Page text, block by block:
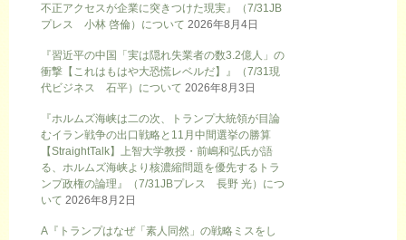
不正アクセスが企業に突きつけた現実』（7/31JB
プレス 小林 啓倫）について 2026年8月4日
『習近平の中国「実は隠れ失業者の数3.2億人」の
衝撃【これはもはや大恐慌レベルだ】』（7/31現
代ビジネス 石平）について 2026年8月3日
『ホルムズ海峡は二の次、トランプ大統領が目論
むイラン戦争の出口戦略と11月中間選挙の勝算
【StraightTalk】上智大学教授・前嶋和弘氏が語
る、ホルムズ海峡より核濃縮問題を優先するトラ
ンプ政権の論理』（7/31JBプレス 長野 光）につ
いて 2026年8月2日
A『トランプはなぜ「素人同然」の戦略ミスをし